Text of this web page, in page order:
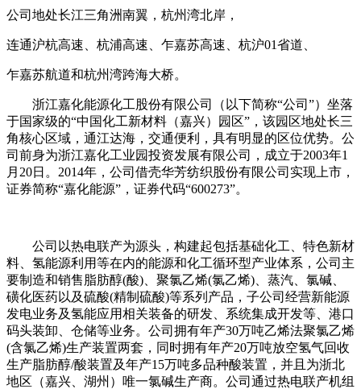
公司地处长江三角洲南翼，杭州湾北岸，
连通沪杭高速、杭浦高速、乍嘉苏高速、杭沪01省道、
乍嘉苏航道和杭州湾跨海大桥。
浙江嘉化能源化工股份有限公司（以下简称“公司”）坐落
于国家级的“中国化工新材料（嘉兴）园区”，该园区地处长三
角核心区域，通江达海，交通便利，具有明显的区位优势。公
司前身为浙江嘉化工业园投资发展有限公司，成立于2003年1
月20日。2014年，公司借壳华芳纺织股份有限公司实现上市，
证券简称“嘉化能源”，证券代码“600273”。
公司以热电联产为源头，构建起包括基础化工、特色新材
料、氢能源利用等在内的能源和化工循环型产业体系，公司主
要制造和销售脂肪醇(酸)、聚氯乙烯(氯乙烯)、蒸汽、氯碱、
磺化医药以及硫酸(精制硫酸)等系列产品，子公司经营新能源
发电业务及氢能应用相关装备的研发、系统集成开发等、港口
码头装卸、仓储等业务。公司拥有年产30万吨乙烯法聚氯乙烯
(含氯乙烯)生产装置两套，同时拥有年产20万吨放空氢气回收
生产脂肪醇/酸装置及年产15万吨多品种酸装置，并且为浙北
地区（嘉兴、湖州）唯一氯碱生产商。公司通过热电联产机组